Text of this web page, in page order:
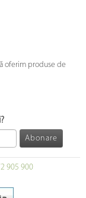
oferim produse de
Abonare
905 900